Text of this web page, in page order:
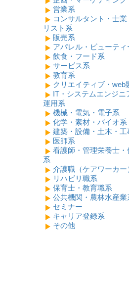
営業系
コンサルタント・士業
リスト系
販売系
アパレル・ビューティ
飲食・フード系
サービス系
教育系
クリエイティブ・web
IT・システムエンジニ
運用系
機械・電気・電子系
化学・素材・バイオ系
建築・設備・土木・工
医師系
看護師・管理栄養士・
系
介護職（ケアワーカー
リハビリ職系
保育士・教育職系
公共機関・農林水産業
セミナー
キャリア登録系
その他